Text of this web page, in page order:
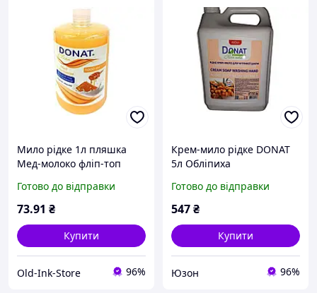
Мило рідке 1л пляшка
Мед-молоко фліп-топ
Готово до відправки
73.91 ₴
Купити
Old-Ink-Store 96%
Крем-мило рідке DONAT
5л Обліпиха
Готово до відправки
547₴
Купити
Юзон 96%